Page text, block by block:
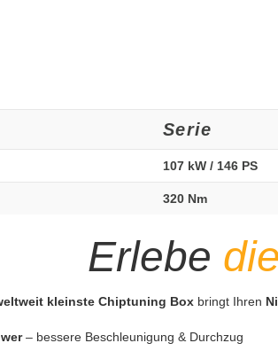
Serie
107 kW / 146 PS
320 Nm
Erlebe
kleinste Chiptuning Box bringt Ihren
– bessere Beschleunigung & Durchzug